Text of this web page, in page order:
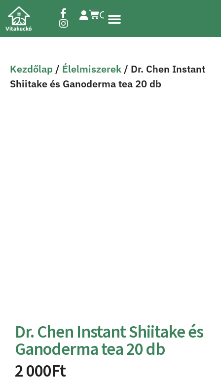
Kezdőlap / Élelmiszerek / Dr. Chen Instant
Shiitake és Ganoderma tea 20 db
Dr. Chen Instant Shiitake és
Ganoderma tea 20 db
2 000Ft